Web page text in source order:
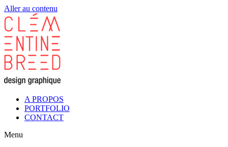
Aller au contenu
A PROPOS
PORTFOLIO
CONTACT
Menu